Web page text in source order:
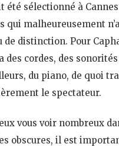
été sélectionné à
qui malheureusement
de distinction. Pour
des cordes, des
du piano, de quoi
le spectateur.
vous voir nombreux
obscures, il est